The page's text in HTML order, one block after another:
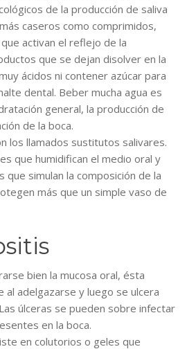
de la producción de saliva
caseros como comprimidos,
activan el reflejo de la
que se dejan disolver en la
ácidos ni contener azúcar para
dental. Beber mucha agua es
general, la producción de
de la boca.
los llamados sustitutos salivares.
que humidifican el medio oral y
que simulan la composición de la
más que un simple vaso de
bien la mucosa oral, ésta
adelgazarse y luego se ulcera
úlceras se pueden sobre infectar
en la boca.
en colutorios o geles que